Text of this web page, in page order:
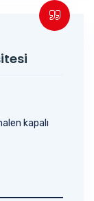
kapalı